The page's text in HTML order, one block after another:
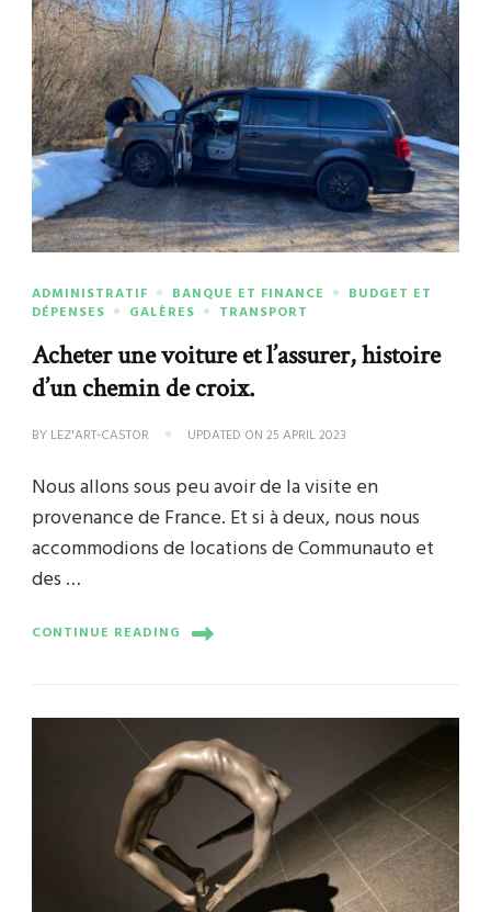
ADMINISTRATIF BANQUE ET FINANCE
BUDGET ET
DÉPENSES
GALÈRES TRANSPORT
Acheter une voiture et l’assurer, histoire
d’un chemin de croix.
BY LEZ'ART-CASTOR UPDATED ON 25 APRIL 2023
Nous allons sous peu avoir de la visite en
provenance de France. Et si à deux, nous nous
accommodions de locations de Communauto et
des …
CONTINUE READING